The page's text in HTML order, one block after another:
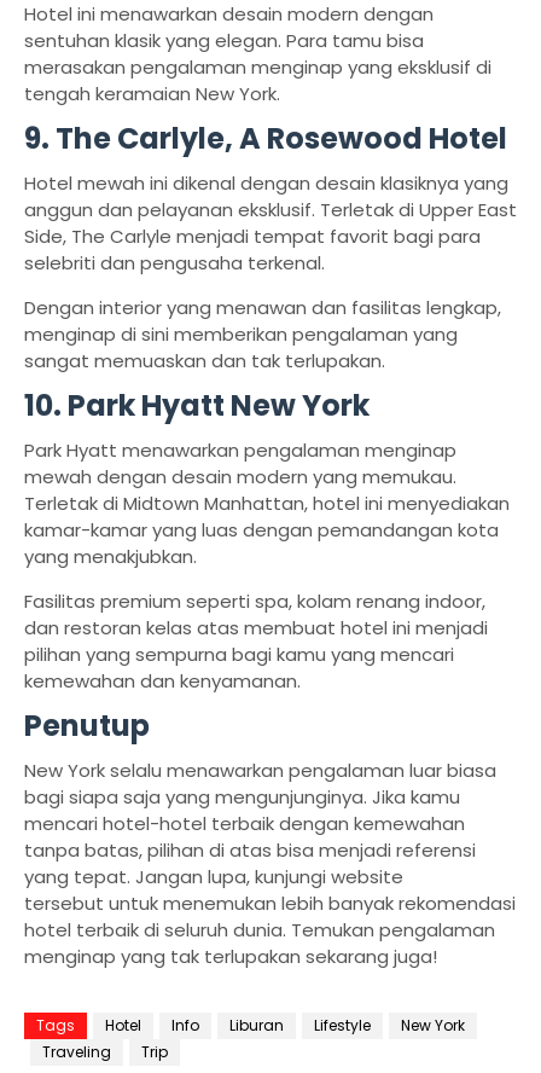
Hotel ini menawarkan desain modern dengan
sentuhan klasik yang elegan. Para tamu bisa
merasakan pengalaman menginap yang eksklusif di
tengah keramaian New York.
9. The Carlyle, A Rosewood Hotel
Hotel mewah ini dikenal dengan desain klasiknya yang
anggun dan pelayanan eksklusif. Terletak di Upper East
Side, The Carlyle menjadi tempat favorit bagi para
selebriti dan pengusaha terkenal.
Dengan interior yang menawan dan fasilitas lengkap,
menginap di sini memberikan pengalaman yang
sangat memuaskan dan tak terlupakan.
10. Park Hyatt New York
Park Hyatt menawarkan pengalaman menginap
mewah dengan desain modern yang memukau.
Terletak di Midtown Manhattan, hotel ini menyediakan
kamar-kamar yang luas dengan pemandangan kota
yang menakjubkan.
Fasilitas premium seperti spa, kolam renang indoor,
dan restoran kelas atas membuat hotel ini menjadi
pilihan yang sempurna bagi kamu yang mencari
kemewahan dan kenyamanan.
Penutup
New York selalu menawarkan pengalaman luar biasa
bagi siapa saja yang mengunjunginya. Jika kamu
mencari hotel-hotel terbaik dengan kemewahan
tanpa batas, pilihan di atas bisa menjadi referensi
yang tepat. Jangan lupa, kunjungi website
tersebut untuk menemukan lebih banyak rekomendasi
hotel terbaik di seluruh dunia. Temukan pengalaman
menginap yang tak terlupakan sekarang juga!
Tags Hotel Info Liburan Lifestyle
New York
Traveling
Trip